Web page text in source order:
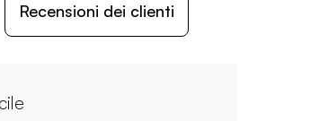
Recensioni dei clienti